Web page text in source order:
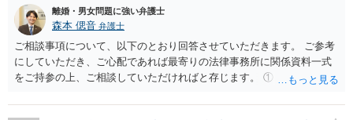
問われるリスクを孕んでいます。 今後の対策 完全な関係遮断（スル
ー） SNSを退会されたのは最善の判断です。今後もしお店や本人から
連絡があっても、一切反応せず無視を貫いてください。 掲示板は見な
い これ以上気に病まないためにも、掲示板のチェックはやめて記憶か
ら薄れさせるのが精神衛生上ベストです。 万が一、弁護士名義の書面
（内容証明など）が自宅に届くようなことがあれば、その時点でこち
らも弁護士に相談すれば十分に間に合います。現状はどっしりと構え
離婚・男女問題に強い弁護士
森本 偲音 弁護士
ご相談事項について、以下のとおり回答させていただきます。 ご参考
にしていただき、ご心配であれば最寄りの法律事務所に関係資料一式
をご持参の上、ご相談していただければと存じます。 ① このLINEの
される可能性はあるのか ⇒LINEを含む１００万円の貸付に至るまでの